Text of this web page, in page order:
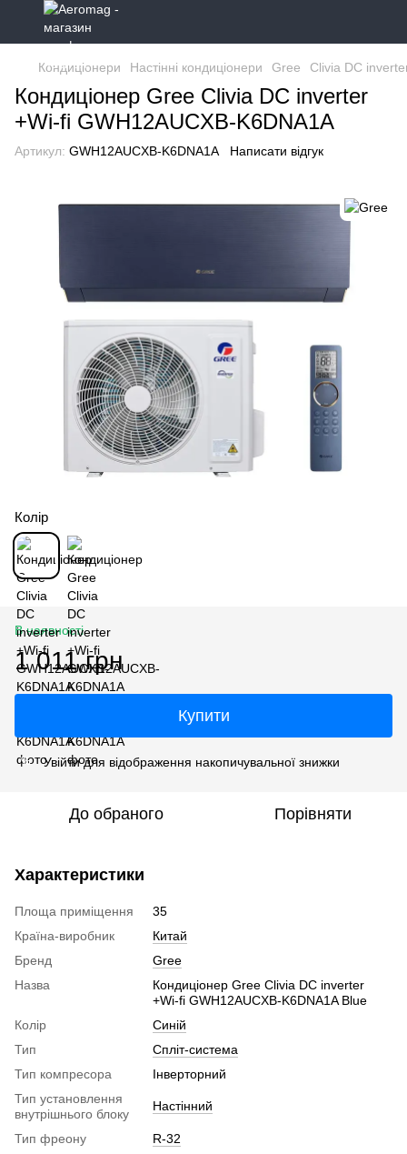
Кондиціонери Настінні кондиціонери Gree Clivia DC
Кондиціонер Gree Clivia DC inverter
+Wi-fi GWH12AUCXB-K6DNA1A
Артикул: GWH12AUCXB-K6DNA1A Написати відгук
Колір
В наявності
1 011 грн
Купити
% Увійтидля відображення накопичувальної знижки
До обраного Порівняти
Характеристики
Площа приміщення
35
Країна-виробник
Китай
Бренд
Gree
Назва
Кондиціонер Gree Clivia DC inverter
+Wi-fi GWH12AUCXB-K6DNA1A Blue
Колір
Синій
Тип
Спліт-система
Тип компресора
Інверторний
Тип установлення
внутрішнього блоку
Настінний
Тип фреону
R-32